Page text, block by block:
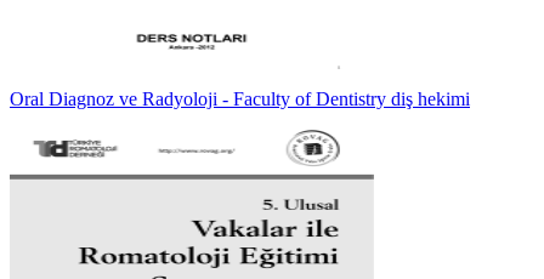
Oral Diagnoz ve Radyoloji - Faculty of Dentistry diş hekimi